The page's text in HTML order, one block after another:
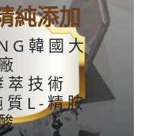
純添加
韓國大
萃技術
質L-精胺